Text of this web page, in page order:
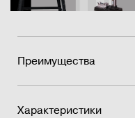
Преимущества
Характеристики